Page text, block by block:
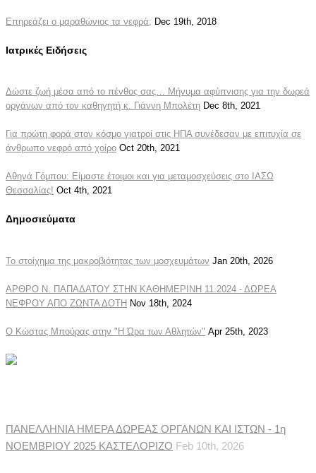
Επηρεάζει ο μαραθώνιος τα νεφρά; Dec 19th, 2018
Ιατρικές Ειδήσεις
Δώστε ζωή μέσα από το πένθος σας… Μήνυμα αφύπνισης για την δωρεά
οργάνων από τον καθηγητή κ. Γιάννη Μπολέτη Dec 8th, 2021
Για πρώτη φορά στον κόσμο γιατροί στις ΗΠΑ συνέδεσαν με επιτυχία σε
άνθρωπο νεφρό από χοίρο Oct 20th, 2021
Αθηνά Γόμπου: Είμαστε έτοιμοι και για μεταμοσχεύσεις στο ΙΑΣΩ
Θεσσαλίας! Oct 4th, 2021
Δημοσιεύματα
Το στοίχημα της μακροβιότητας των μοσχευμάτων Jan 20th, 2026
ΑΡΘΡΟ Ν. ΠΑΠΑΔΑΤΟΥ ΣΤΗΝ ΚΑΘΗΜΕΡΙΝΗ 11.2024 - ΔΩΡΕΑ
ΝΕΦΡΟΥ ΑΠΟ ΖΩΝΤΑ ΔΟΤΗ Nov 18th, 2024
Ο Κώστας Μπούρας στην "Η Ώρα των Αθλητών" Apr 25th, 2023
ΠΑΝΕΛΛΗΝΙΑ ΗΜΕΡΑ ΔΩΡΕΑΣ ΟΡΓΑΝΩΝ ΚΑΙ ΙΣΤΩΝ - 1η
ΝΟΕΜΒΡΙΟΥ 2025 ΚΑΣΤΕΛΟΡΙΖΟ Feb 10th, 2026